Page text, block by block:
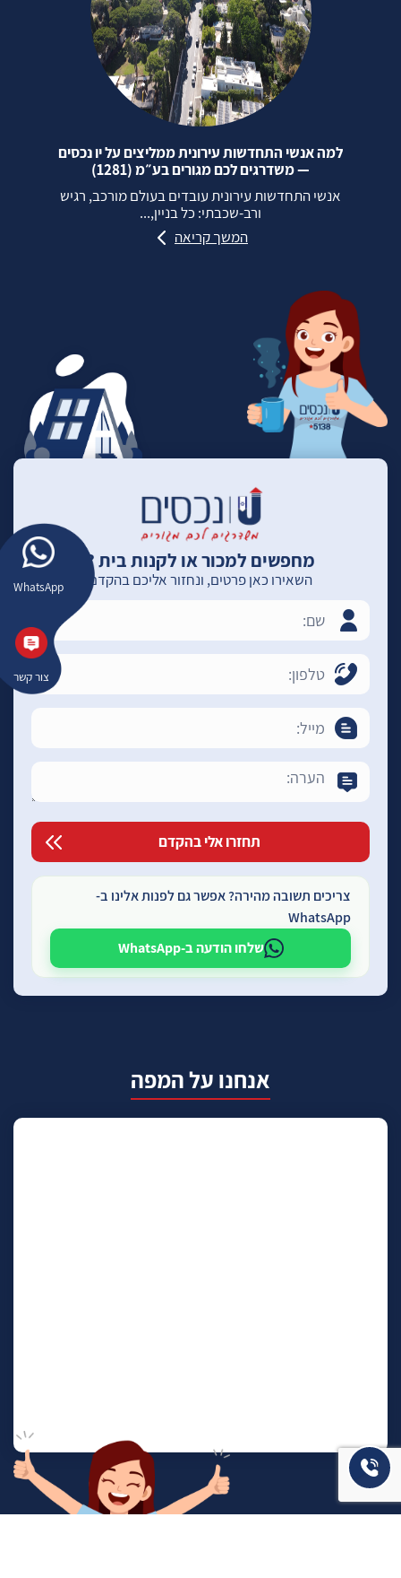
WhatsApp
צור קשר
למה אנשי התחדשות עירונית ממליצים על יו נכסים
— משדרגים לכם מגורים בע״מ (1281)
אנשי התחדשות עירונית עובדים בעולם מורכב, רגיש
ורב‑שכבתי: כל בניין,...
המשך קריאה
מחפשים למכור או לקנות בית ?
השאירו כאן פרטים, ונחזור אליכם בהקדם
צריכים תשובה מהירה? אפשר גם לפנות אלינו ב-
WhatsApp
שלחו הודעה ב-WhatsApp
אנחנו על המפה